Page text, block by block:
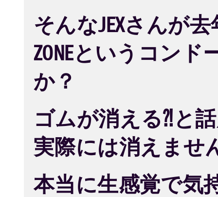
そんなJEXさんが
ZONEというコン
か？
ゴムが消える⁈と
実際には消えませ
本当に生感覚で気